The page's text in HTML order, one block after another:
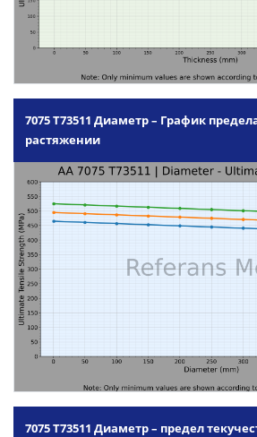
7075 T73511 Диаметр – График
растяжении
7075 T73511 Диаметр – предел